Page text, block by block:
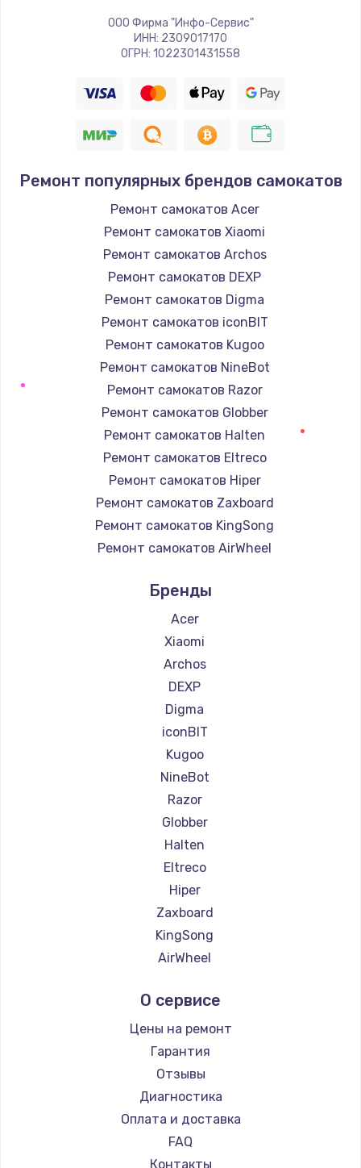
ООО Фирма "Инфо-Сервис"
ИНН: 2309017170
ОГРН: 1022301431558
Ремонт популярных брендов самокатов
Ремонт самокатов Acer
Ремонт самокатов Xiaomi
Ремонт самокатов Archos
Ремонт самокатов DEXP
Ремонт самокатов Digma
Ремонт самокатов iconBIT
Ремонт самокатов Kugoo
Ремонт самокатов NineBot
Ремонт самокатов Razor
Ремонт самокатов Globber
Ремонт самокатов Halten
Ремонт самокатов Eltreco
Ремонт самокатов Hiper
Ремонт самокатов Zaxboard
Ремонт самокатов KingSong
Ремонт самокатов AirWheel
Ремонт самокатов Hunter
Ремонт самокатов Shorner
Ремонт самокатов Joyor
Ремонт самокатов Minimotors
Ремонт самокатов Bork
Ремонт самокатов Segway
Ремонт самокатов KIRIN
Бренды
Acer
Xiaomi
Archos
DEXP
Digma
iconBIT
Kugoo
NineBot
Razor
Globber
Halten
Eltreco
Hiper
Zaxboard
KingSong
AirWheel
Hunter
Shorner
Joyor
Minimotors
Bork
Segway
KIRIN
О сервисе
Цены на ремонт
Гарантия
Отзывы
Диагностика
Оплата и доставка
FAQ
Контакты